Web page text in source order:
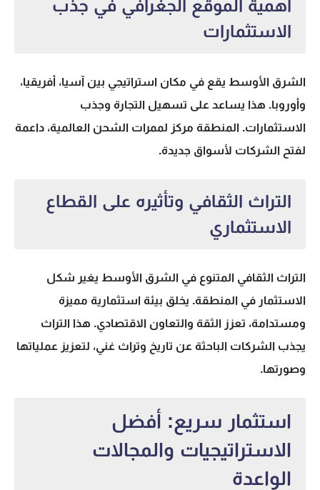
أهمية الموقع الجغرافي في جذب
الاستثمارات
الشرق الأوسط يقع في مكان استراتيجي بين آسيا، أفريقيا،
وأوروبا. هذا يساعد على تسهيل التجارة وجذب
الاستثمارات. المنطقة مركز لممرات الشحن العالمية، داعمة
لفتح الشركات لأسواق جديدة.
التراث الثقافي وتأثيره على القطاع
الاستثماري
التراث الثقافي المتنوع في الشرق الأوسط يغير شكل
الاستثمار في المنطقة. يخلق بيئة استثمارية مميزة
ومستدامة، تعزز الثقة والتعاون الاقتصادي. هذا التراث
يجذب الشركات الباحثة عن تاريخ وتراث غني، لتعزيز عملياتها
وصورتها.
استثمار سريع: أفضل
الاستراتيجيات والمجالات
الواعدة